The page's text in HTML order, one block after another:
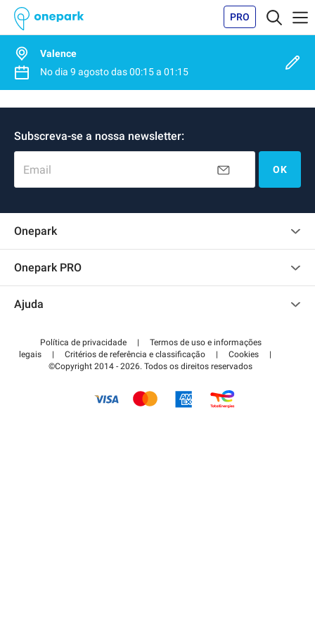
PRO
Valence
No dia 9 agostodas00:15a 01:15
Subscreva-se a nossa newsletter:
Email OK
Onepark
Onepark PRO
Torne-se um membro
Ajuda
Centro de apoio
Como é que funciona?
Pagar o estacionamento FLOW
Política de privacidade |
Termos de uso e informações
legais
| Critérios de referência e classificação | Cookies
|
©Copyright 2014 - 2026. Todos os direitos reservados